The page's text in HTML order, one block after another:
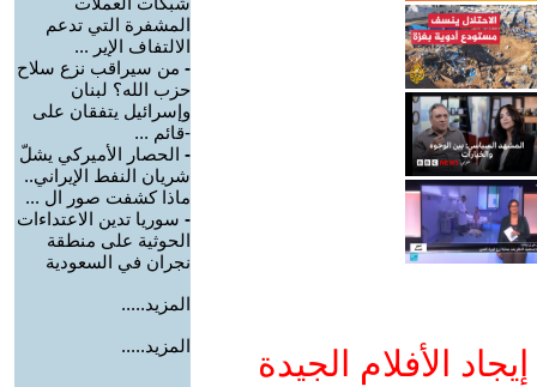
الأفلام الجيدة
المشفرة التي تدعم
الالتفاف الإير ...
- من سيراقب نزع سلاح
حزب الله؟ لبنان
وإسرائيل يتفقان على
-قائم ...
- الحصار الأميركي يشلّ
شريان النفط الإيراني..
ماذا كشفت صور ال ...
- سوريا تدين الاعتداءات
الحوثية على منطقة
نجران في السعودية
المزيد.....
المزيد.....